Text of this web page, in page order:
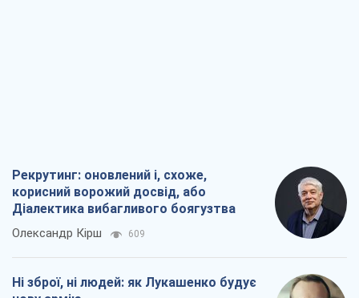
Рекрутинг: оновлений і, схоже,
корисний ворожий досвід, або
Діалектика вибагливого боягузтва
Олександр Кірш 609
Ні зброї, ні людей: як Лукашенко будує